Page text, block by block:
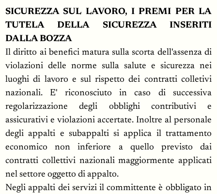
SICUREZZA SUL LAVORO, I PREMI PER LA
TUTELA DELLA SICUREZZA INSERITI
DALLA BOZZA
Il diritto ai benefici matura sulla scorta dell'assenza di
violazioni delle norme sulla salute e sicurezza nei
luoghi di lavoro e sul rispetto dei contratti colletivi
nazionali. E' riconosciuto in caso di successiva
regolarizzazione degli obblighi contributivi e
assicurativi e violazioni accertate. Inoltre al personale
degli appalti e subappalti si applica il trattamento
economico non inferiore a quello previsto dai
contratti collettivi nazionali maggiormente applicati
nel settore oggetto di appalto.
Negli appalti dei servizi il committente è obbligato in